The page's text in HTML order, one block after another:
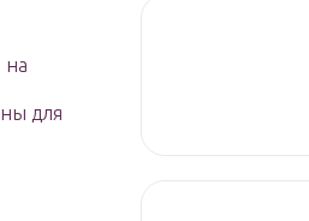
на
для